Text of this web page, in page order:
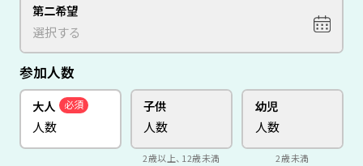
第二希望
参加人数
大人 必須 子供
2歳以上、12歳未満
幼児
2歳未満